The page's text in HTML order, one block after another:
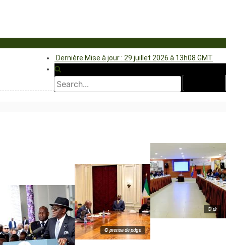
Dernière Mise à jour : 29 juillet 2026 à 13h08 GMT
© dr
© prensa de pdge